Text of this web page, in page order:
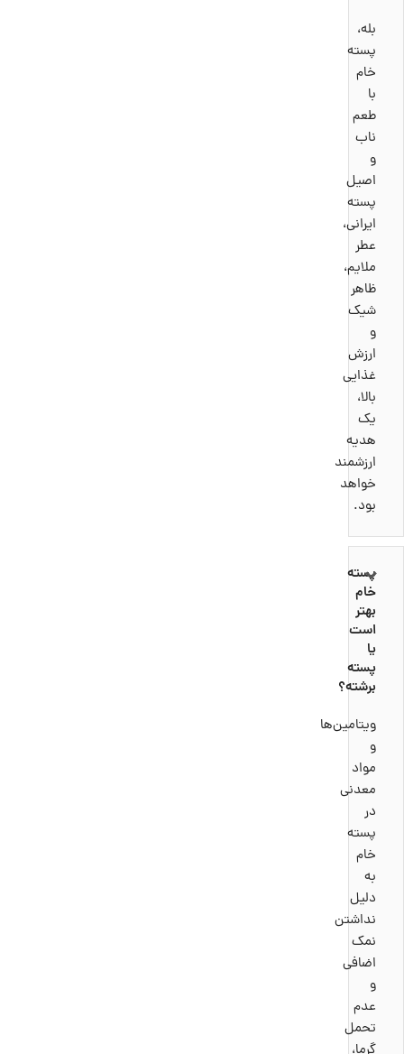
بله،
پسته
خام
با
طعم
ناب
و
اصیل
پسته
ایرانی،
عطر
ملایم،
ظاهر
شیک
و
ارزش
غذایی
بالا،
یک
هدیه
ارزشمند
خواهد
بود.
پسته
خام
بهتر
است
یا
پسته
برشته؟
ویتامین‌ها
و
مواد
معدنی
در
پسته
خام
به
دلیل
نداشتن
نمک
اضافی
و
عدم
تحمل